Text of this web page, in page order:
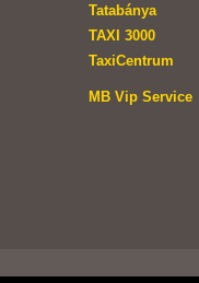
Tatabánya
TAXI 3000
TaxiCentrum
MB Vip Service